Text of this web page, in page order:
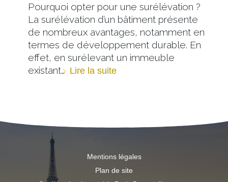
Pourquoi opter pour une surélévation ?
La surélévation d’un bâtiment présente
de nombreux avantages, notamment en
termes de développement durable. En
effet, en surélevant un immeuble
existant… Lire la suite
Mentions légales
Plan de site